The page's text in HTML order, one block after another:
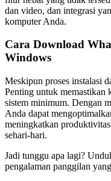
dan video, dan integrasi
komputer Anda.
Cara Download
Windows
Meskipun proses instalasi
Penting untuk memastikan
sistem minimum. Dengan
Anda dapat
meningkatkan
sehari-hari.
Jadi tunggu apa lagi?
pengalaman panggilan